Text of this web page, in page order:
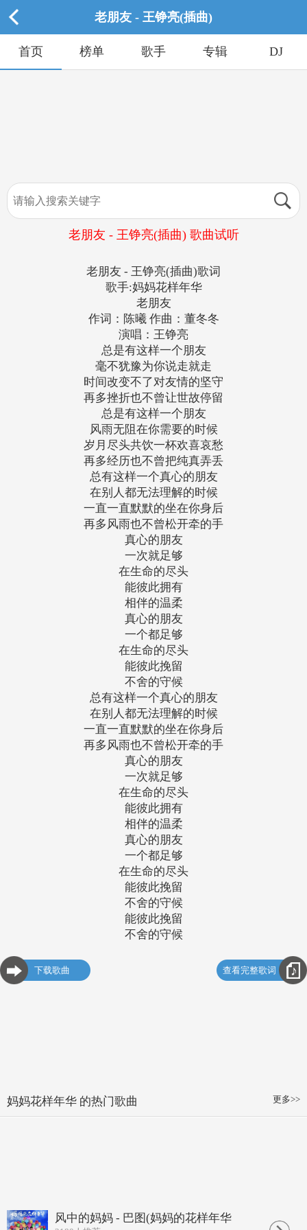
老朋友 - 王铮亮(插曲)
首页 榜单 歌手 专辑 DJ
老朋友 - 王铮亮(插曲) 歌曲试听
老朋友 - 王铮亮(插曲)歌词
歌手:妈妈花样年华
老朋友
作词：陈曦 作曲：董冬冬
演唱：王铮亮
总是有这样一个朋友
毫不犹豫为你说走就走
时间改变不了对友情的坚守
再多挫折也不曾让世故停留
总是有这样一个朋友
风雨无阻在你需要的时候
岁月尽头共饮一杯欢喜哀愁
再多经历也不曾把纯真弄丢
总有这样一个真心的朋友
在别人都无法理解的时候
一直一直默默的坐在你身后
再多风雨也不曾松开牵的手
真心的朋友
一次就足够
在生命的尽头
能彼此拥有
相伴的温柔
真心的朋友
一个都足够
在生命的尽头
能彼此挽留
不舍的守候
总有这样一个真心的朋友
在别人都无法理解的时候
一直一直默默的坐在你身后
再多风雨也不曾松开牵的手
真心的朋友
一次就足够
在生命的尽头
能彼此拥有
相伴的温柔
真心的朋友
一个都足够
在生命的尽头
能彼此挽留
不舍的守候
能彼此挽留
不舍的守候
下载歌曲 查看完整歌词
更多>>
妈妈花样年华 的热门歌曲
风中的妈妈 - 巴图(妈妈的花样年华